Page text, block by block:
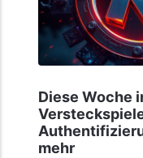
Diese Woche
mehr